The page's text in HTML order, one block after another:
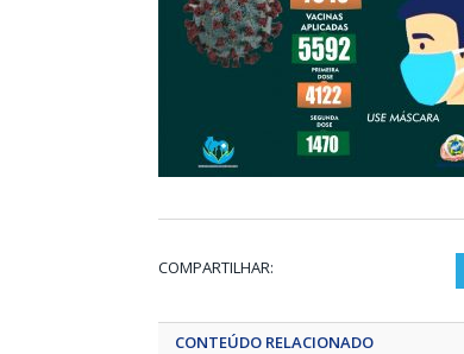
COMPARTILHAR:
CONTEÚDO RELACIONADO